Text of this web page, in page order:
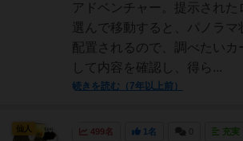
アドベンチャー。提示された
選んで移動すると、パノラマ
配置されるので、調べたいカ
して内容を確認し、得ら...
続きを読む（7年以上前）
499名 1名 充実
仙人